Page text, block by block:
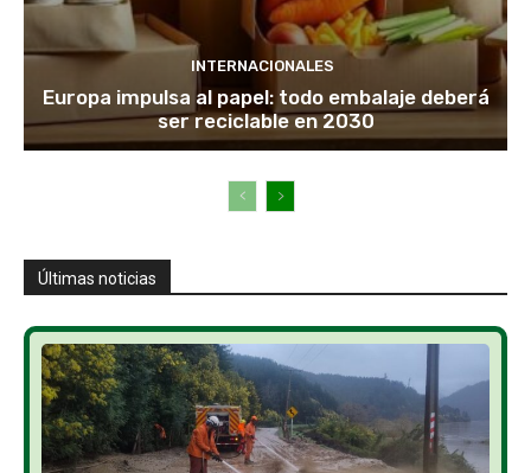
INTERNACIONALES
Europa impulsa al papel: todo embalaje deberá
ser reciclable en 2030
Últimas noticias